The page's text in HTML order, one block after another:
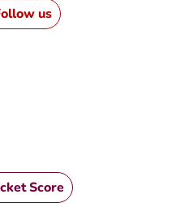
us
Score